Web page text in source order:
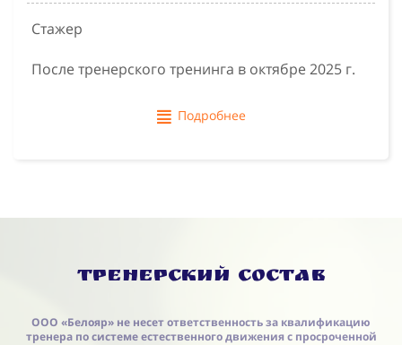
Стажер
После тренерского тренинга в октябре 2025 г.
Подробнее
Тренерский состав
ООО «Белояр» не несет ответственность за квалификацию
тренера по системе естественного движения с просроченной